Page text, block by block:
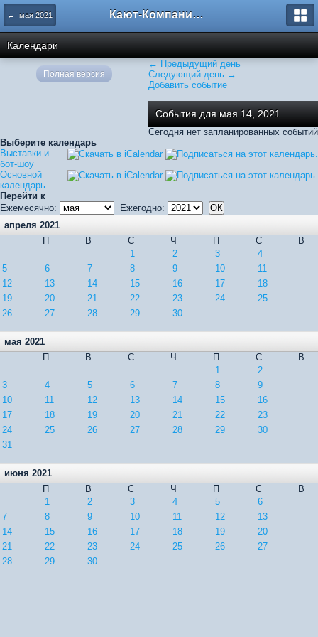
← мая 2021 Кают-Компания "Катера и Яхты"
Календари
← Предыдущий день
Следующий день →
Добавить событие
События для мая 14, 2021
Сегодня нет запланированных событий
Выберите календарь
Выставки и
бот-шоу
Основной
календарь
Перейти к
Ежемесячно:
Ежегодно:
апреля 2021
П
В С Ч П С
В
1
2 3
4
5
6 7 8 9 10
11
12
13 14 15 16 17
18
19
20 21 22 23 24
25
26
27 28 29 30
мая 2021
П
В С Ч П С
В
1
2
3
4 5 6 7 8
9
10
11 12 13 14 15
16
17
18 19 20 21 22
23
24
25 26 27 28 29
30
31
июня 2021
П
В С Ч П С
В
1
2 3 4 5
6
7
8 9 10 11 12
13
14
15 16 17 18 19
20
21
22 23 24 25 26
27
28
29 30
Полная версия